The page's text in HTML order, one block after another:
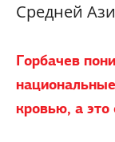
Средней
Горбачев
кровью, а это